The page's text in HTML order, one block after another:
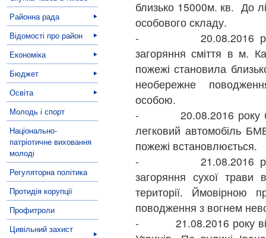
Районна рада
Відомості про район
Економіка
Бюджет
Освіта
Молодь і спорт
Національно-
патріотичне виховання
молоді
Регуляторна політика
Протидія корупції
Профитроли
Цивільний захист
близько 15000м. кв. До
особового складу.
- 20.08.2016 року
загоряння сміття в м.
пожежі становила
необережне
особою.
- 20.08.2016 року
легковий автомобіль
пожежі встановлюється.
- 21.08.2016 року
загоряння сухої трави
території. Ймовірною
поводження з вогнем
- 21.08.2016 року